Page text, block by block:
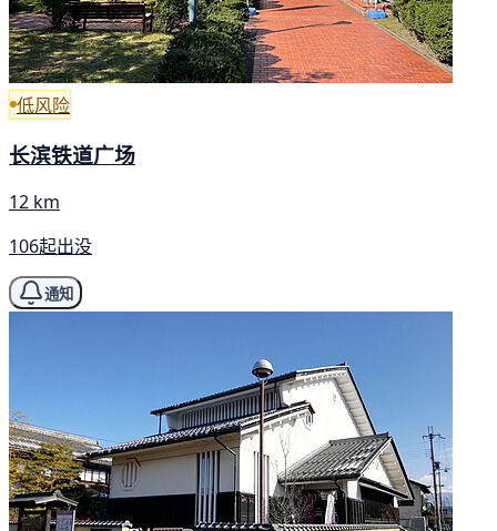
低风险
长滨铁道广场
12 km
106起出没
通知